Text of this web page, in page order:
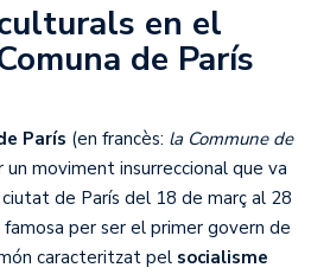
en el
de París
París (en francès: la Commune de
un moviment insurreccional que va
de París del 18 de març al 28
per ser el primer govern de
caracteritzat pel socialisme